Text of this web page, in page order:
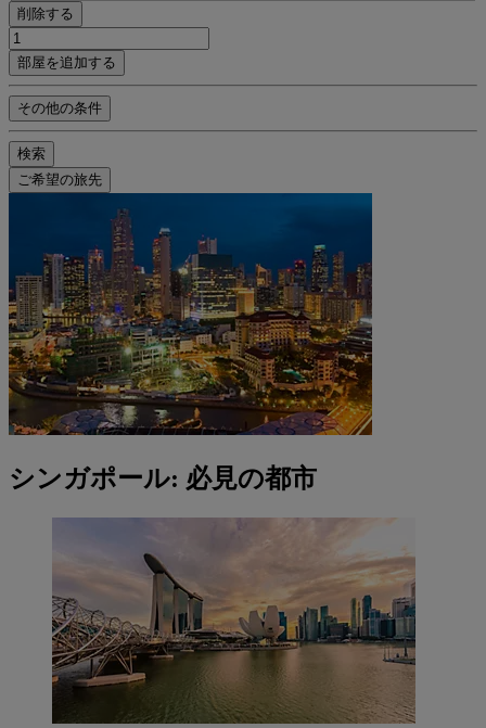
削除する
部屋を追加する
その他の条件
検索
ご希望の旅先
シンガポール: 必見の都市